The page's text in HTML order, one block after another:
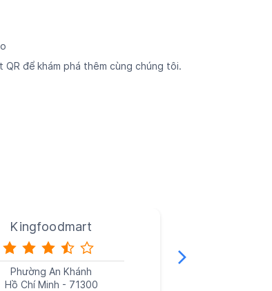
để khám phá thêm cùng chúng tôi.
Kingfoodmart
Phường An Khánh
Hồ Chí Minh - 71300